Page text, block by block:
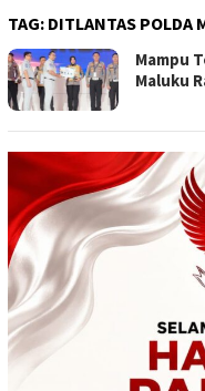
TAG: DITLANTAS POLDA
Mampu
Maluku